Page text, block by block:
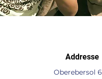
Addresse
Oberebersol 6